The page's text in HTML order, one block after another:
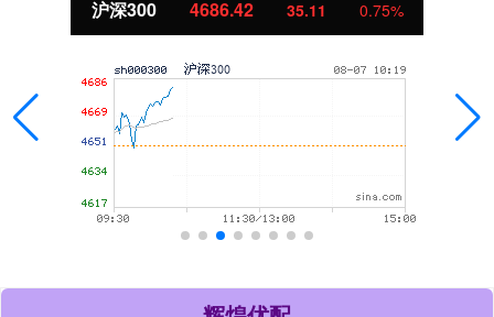
沪深300 4686.42 35.11 0.75%